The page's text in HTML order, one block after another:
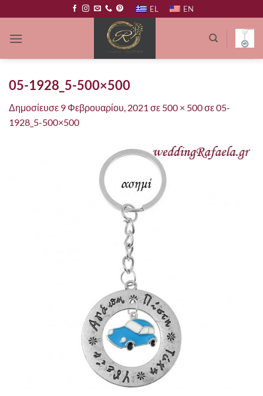
στο
περιεχόμενο
EL EN
05-1928_5-500×500
Δημοσίευσε 9 Φεβρουαρίου, 2021 σε 500 × 500σε05-
1928_5-500×500